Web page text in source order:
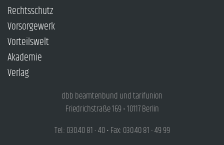
Rechtsschutz
Vorsorgewerk
Vorteilswelt
Akademie
Verlag
dbb beamtenbund und tarifunion
Friedrichstraße 169 • 10117 Berlin
Tel.: 030.40 81 - 40 • Fax: 030.40 81 - 49 99